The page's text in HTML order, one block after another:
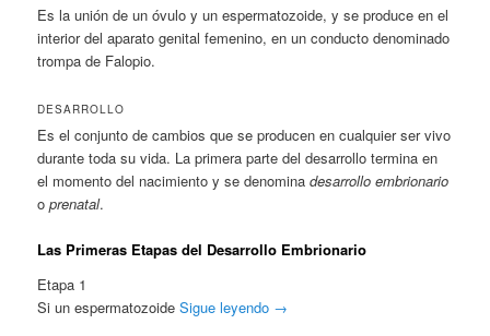
Es la unión de un óvulo y un espermatozoide, y se produce en el
interior del aparato genital femenino, en un conducto denominado
trompa de Falopio.
DESARROLLO
Es el conjunto de cambios que se producen en cualquier ser vivo
durante toda su vida. La primera parte del desarrollo termina en
el momento del nacimiento y se denominadesarrollo embrionario
oprenatal.
Las Primeras Etapas del Desarrollo Embrionario
Etapa 1
Si un espermatozoideSigue leyendo →